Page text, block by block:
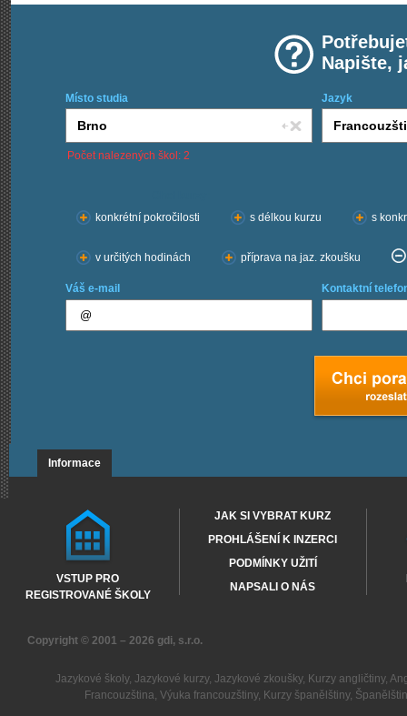
Napište,
Místo studia Jazyk
Počet nalezených škol: 2
konkrétní pokročilosti
s délkou kurzu s
v určitých hodinách příprava na jaz. zkoušku
Váš e-mail Kontaktní
Informace
VSTUP PRO
REGISTROVANÉ ŠKOLY
JAK SI VYBRAT KURZ
PROHLÁŠENÍ K INZERCI
PODMÍNKY UŽITÍ
NAPSALI O NÁS
Copyright © 2001 – 2026 gdi, s.r.o.
Jazykové školy, Jazykové kurzy, Jazykové zkoušky, Kurzy angličtiny,
Francouzština,Výuka francouzštiny, Kurzy španělštiny,